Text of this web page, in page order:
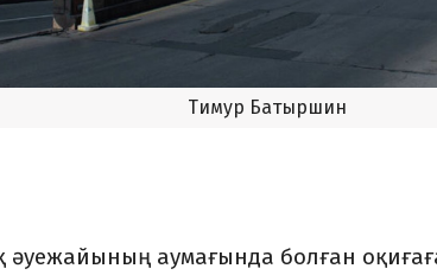
Тимур Батыршин
аумағында болған